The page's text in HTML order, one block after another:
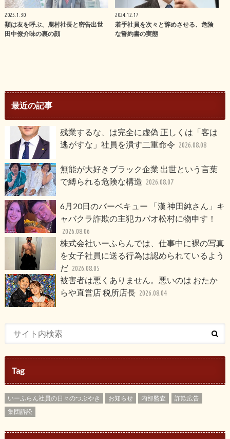
2025.1.30
類は友を呼ぶ、鹿村社長と密告出世
田中僚介味の裏の顔
2024.12.17
若手社員を次々と辞めさせる、危険
な誓約書の実態
最近の記事
残業するな、は完全に虚偽 正しくは「客は
逃がすな」社員を潰す二重命令 2026.08.08
無能が大好きブラック企業 出世という言葉
で縛られる危険な構造 2026.08.07
6月20日のバーベキュー 「漢 神田純さん」キ
ャバクラ詐欺の主犯カバオ松村に物申す！
2026.08.06
株式会社いーふらんでは、仕事中に裸の写真
を女子社員に送る行為は認められているよう
だ 2026.08.05
被害者は悪くありません。悪いのは おたか
らや直営店 税所店長 2026.08.04
Tag
いーふらん社員の日々のつぶやき お知らせ 内部監査
詐欺広告
集団訴訟